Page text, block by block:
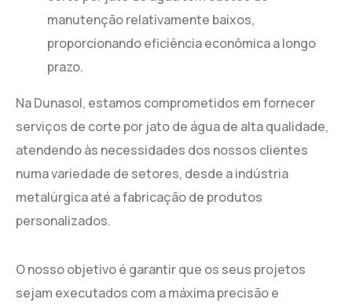
manutenção relativamente baixos,
proporcionando eficiência econômica a longo
prazo.
Na Dunasol, estamos comprometidos em fornecer
serviços de corte por jato de água de alta qualidade,
atendendo às necessidades dos nossos clientes
numa variedade de setores, desde a indústria
metalúrgica até a fabricação de produtos
personalizados.
O nosso objetivo é garantir que os seus projetos
sejam executados com a máxima precisão e